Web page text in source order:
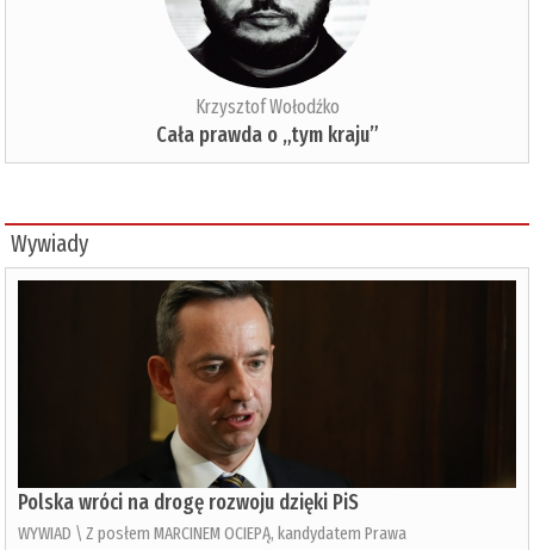
Krzysztof Wołodźko
Cała prawda o „tym kraju”
Wywiady
Polska wróci na drogę rozwoju dzięki PiS
WYWIAD \ Z posłem MARCINEM OCIEPĄ, kandydatem Prawa